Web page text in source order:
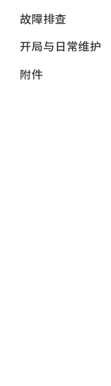
故障排查
开局与日常维护
附件